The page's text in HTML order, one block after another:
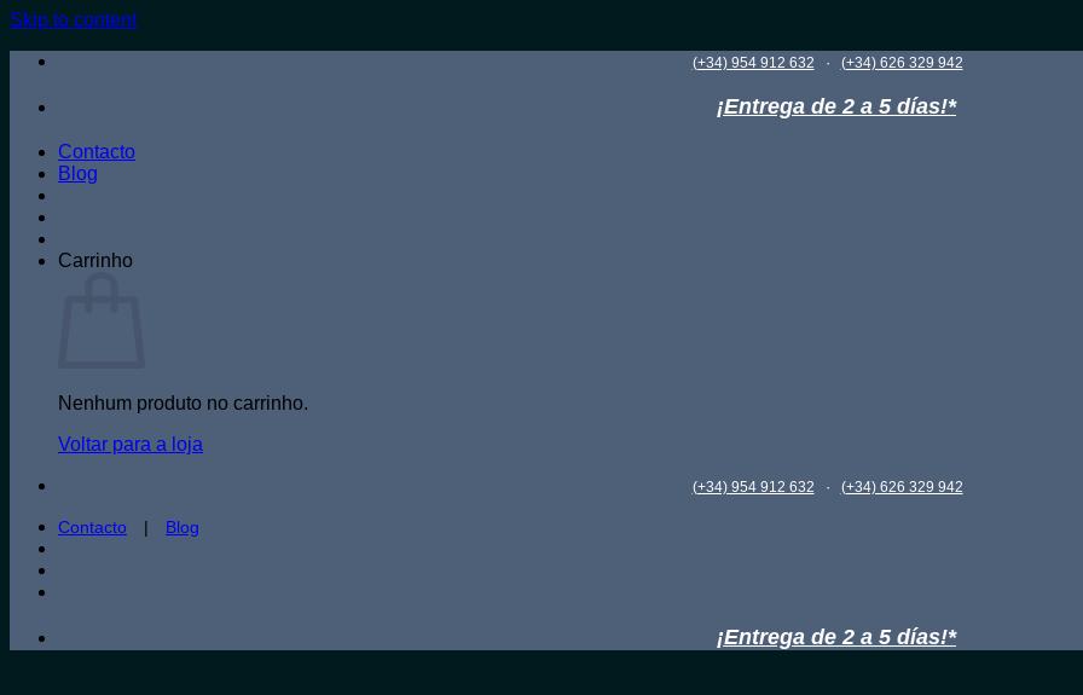
Skip to content
(+34) 954 912 632 · (+34) 626 329 942
¡Entrega de 2 a 5 días!*
Contacto
Blog
Carrinho
Nenhum produto no carrinho.
Voltar para a loja
(+34) 954 912 632 · (+34) 626 329 942
Contacto | Blog
¡Entrega de 2 a 5 días!*